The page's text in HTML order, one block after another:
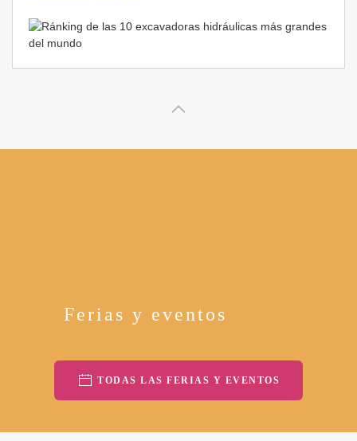
Ferias y eventos
TODAS LAS FERIAS Y EVENTOS